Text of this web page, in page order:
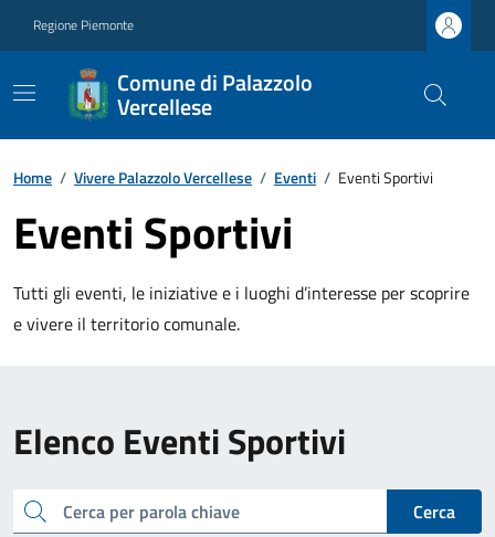
Regione Piemonte
Comune di Palazzolo
Vercellese
Home / Vivere Palazzolo Vercellese / Eventi / Eventi Sportivi
Eventi Sportivi
Tutti gli eventi, le iniziative e i luoghi d’interesse per scoprire
e vivere il territorio comunale.
Elenco Eventi Sportivi
cerca
Cerca